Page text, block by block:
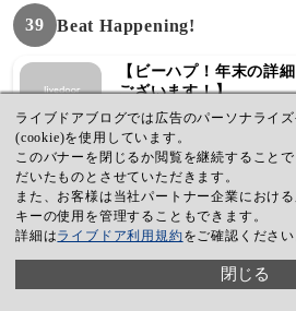
39 Beat Happening!
【ビーハプ！年末の詳
ございます！】
そしてビーハプ！１２
覧です！
ビーハプ！１１月後半
ライブドアブログでは広告のパーソナライ
(cookie)を使用しています。
このバナーを閉じるか閲覧を継続すること
だいたものとさせていただきます。
また、お客様は当社パートナー企業におけ
キーの使用を管理することもできます。
詳細はライブドア利用規約をご確認ください
閉じる